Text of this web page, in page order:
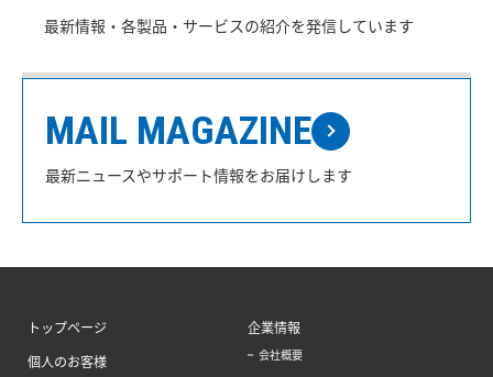
最新情報・各製品・サービスの紹介を発信しています
MAIL MAGAZINE
最新ニュースやサポート情報をお届けします
トップページ
個人のお客様
企業情報
会社概要